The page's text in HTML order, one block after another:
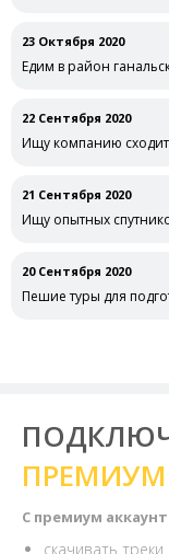
23 Октября 2020
Едим в район
22 Сентября 2020
Ищу компанию
21 Сентября 2020
Ищу опытных
20 Сентября 2020
Пешие туры для
ПРЕМИУМ
С премиум
скачивать